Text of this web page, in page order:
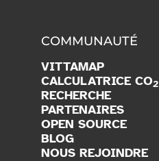
COMMUNAUTÉ
VITTAMAP
CALCULATRICE CO2
RECHERCHE
PARTENAIRES
OPEN SOURCE
BLOG
NOUS REJOINDRE